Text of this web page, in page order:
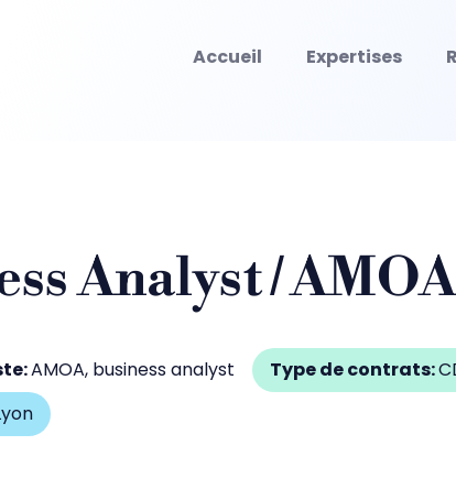
Accueil Expertises
Analyst /
AMOA business analyst Type de contrats: